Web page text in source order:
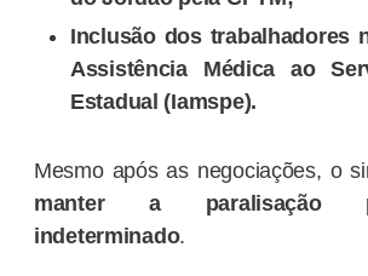
Inclusão dos trabalhadores
Assistência Médica ao
Estadual (Iamspe).
Mesmo após as negociações, o
manter a paralisação
indeterminado.